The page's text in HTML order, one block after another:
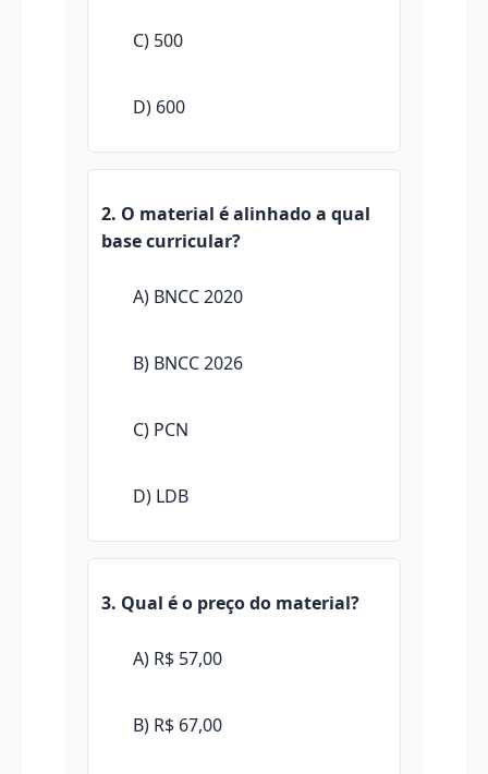
C) 500
D) 600
2. O material é alinhado a qual
base curricular?
A) BNCC 2020
B) BNCC 2026
C) PCN
D) LDB
3. Qual é o preço do material?
A) R$ 57,00
B) R$ 67,00